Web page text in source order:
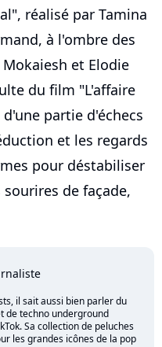
réalisé par Tamina
à l'ombre des
et Elodie
du film "L'affaire
partie d'échecs
et les regards
pour déstabiliser
de façade,
il sait aussi bien parler du
de techno underground
Sa collection de peluches
les grandes icônes de la pop